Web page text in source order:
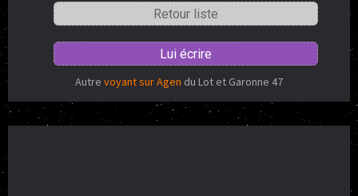
Retour liste
Lui écrire
Autre voyant sur Agen du Lot et Garonne 47